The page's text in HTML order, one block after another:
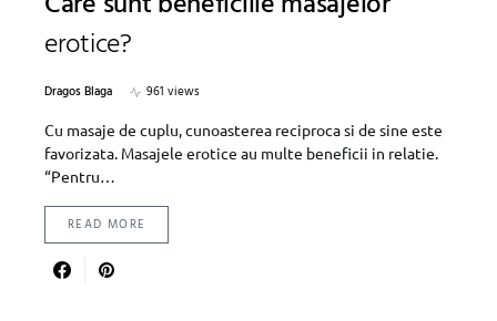
erotice?
Dragos Blaga
961 views
Cu masaje de cuplu, cunoasterea reciproca si de sine este
favorizata. Masajele erotice au multe beneficii in relatie.
“Pentru…
READ MORE